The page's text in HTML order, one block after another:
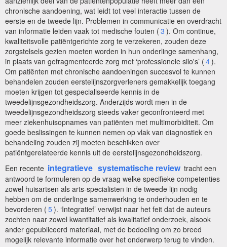
chronische aandoening, wat leidt tot veel interactie tussen de
eerste en de tweede lijn. Problemen in communicatie en overdracht
van informatie leiden vaak tot medische fouten ( 3 ). Om continue,
kwaliteitsvolle patiëntgerichte zorg te verzekeren, zouden deze
zorgstelsels gezien moeten worden in hun onderlinge samenhang,
in plaats van gefragmenteerde zorg met ‘professionele silo's’ ( 4).
Om patiënten met chronische aandoeningen succesvol te kunnen
behandelen zouden eerstelijnszorgverleners gemakkelijk toegang
moeten krijgen tot gespecialiseerde kennis in de
tweedelijnsgezondheidszorg. Anderzijds wordt men in de
tweedelijnsgezondheidszorg steeds vaker geconfronteerd met
meer ziekenhuisopnames van patiënten met multimorbiditeit. Om
goede beslissingen te kunnen nemen op vlak van diagnostiek en
behandeling zouden zij moeten beschikken over
patiëntgerelateerde kennis uit de eerstelijnsgezondheidszorg.
Een recente integratieve systematische review tracht een
antwoord te formuleren op de vraag welke specifieke competenties
zowel huisartsen als arts-specialisten in de tweede lijn nodig
hebben om de onderlinge samenwerking te onderhouden en te
bevorderen ( 5). ‘Integratief’ verwijst naar het feit dat de auteurs
zochten naar zowel kwantitatief als kwalitatief onderzoek, alsook
ander gepubliceerd materiaal, met de bedoeling om zo breed
mogelijk relevante informatie over het onderwerp terug te vinden.